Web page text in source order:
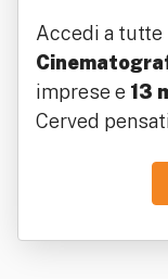
Accedi a
imprese e 13
Cerved